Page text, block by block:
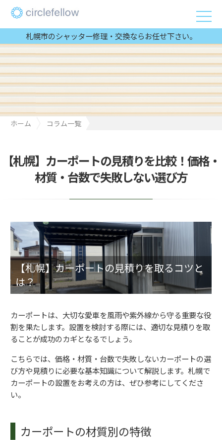
札幌市のシャッター修理・交換ならお任せ下さい。
ホーム
コラム一覧
【札幌】カーポートの見積りを比較！価格・
材質・台数で失敗しない選び方
【札幌】カーポートの見積りを取るコツと
は？
カーポートは、大切な愛車を風雨や紫外線から守る重要な役
割を果たします。設置を検討する際には、適切な見積りを取
ることが成功のカギとなるでしょう。
こちらでは、価格・材質・台数で失敗しないカーポートの選
び方や見積りに必要な基本知識について解説します。札幌で
カーポートの設置をお考えの方は、ぜひ参考にしてくださ
い。
カーポートの材質別の特徴